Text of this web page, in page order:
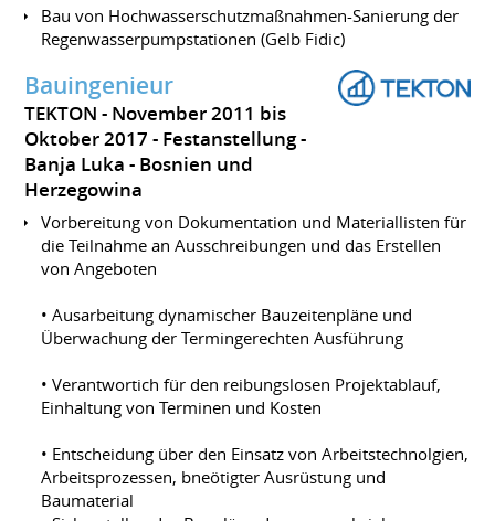
Bau von Hochwasserschutzmaßnahmen-Sanierung der
Regenwasserpumpstationen (Gelb Fidic)
Bauingenieur
TEKTON
November 2011 bis
Oktober 2017 Festanstellung
Banja Luka
Bosnien und
Herzegowina
Vorbereitung von Dokumentation und Materiallisten für
die Teilnahme an Ausschreibungen und das Erstellen
von Angeboten
• Ausarbeitung dynamischer Bauzeitenpläne und
Überwachung der Termingerechten Ausführung
• Verantwortich für den reibungslosen Projektablauf,
Einhaltung von Terminen und Kosten
• Entscheidung über den Einsatz von Arbeitstechnolgien,
Arbeitsprozessen, bneötigter Ausrüstung und
Baumaterial